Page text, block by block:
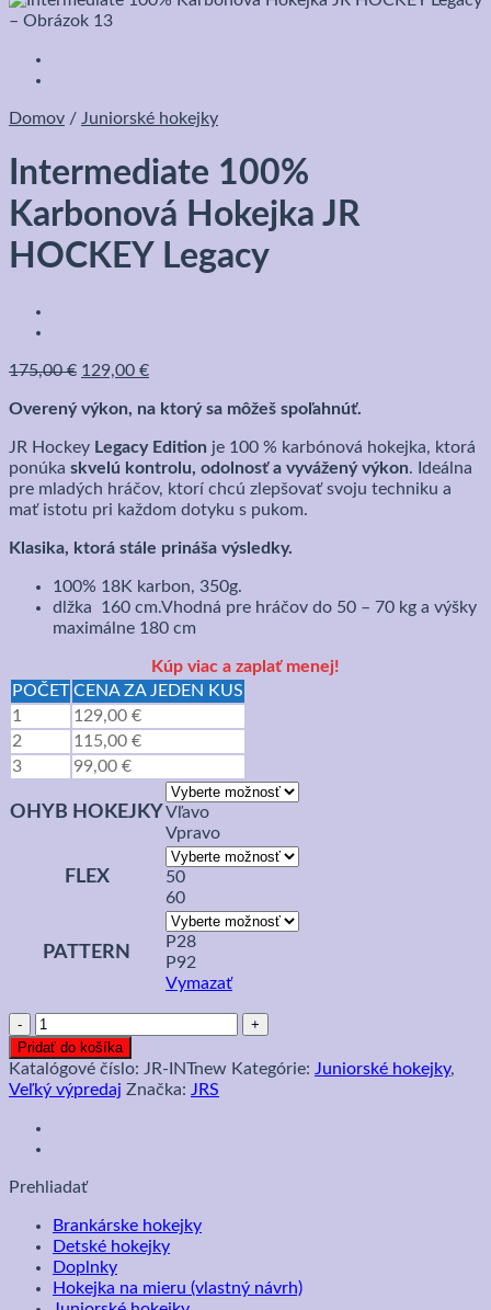
Domov / Juniorské hokejky
Intermediate 100%
Karbonová Hokejka JR
HOCKEY Legacy
175,00€ Pôvodná
bola:
129,00 €Aktuálna
je:
Overený výkon, na ktorý sa môžeš spoľahnúť.
JR Hockey Legacy Edition je 100 % karbónová hokejka, ktorá
ponúka skvelú kontrolu, odolnosť a vyvážený výkon. Ideálna
pre mladých hráčov, ktorí chcú zlepšovať svoju techniku a
mať istotu pri každom dotyku s pukom.
Klasika, ktorá stále prináša výsledky.
100% 18K karbon, 350g.
dlžka 160 cm.Vhodná pre hráčov do 50 – 70 kg a výšky
maximálne 180 cm
Kúp viac a zaplať menej!
POČET CENA ZA JEDEN KUS
1
129,00 €
2
115,00 €
3
99,00 €
OHYB HOKEJKYVľavo
Vpravo
FLEX
50
60
PATTERN
P28
P92
Vymazať
množstvo
Intermediate
100%
Karbonová
JR
HOCKEY
Pridať do košíka
Katalógové číslo: JR-INTnew Kategórie: Juniorské hokejky,
Veľký výpredaj Značka: JRS
Prehliadať
Brankárske hokejky
Detské hokejky
Doplnky
Hokejka na mieru (vlastný návrh)